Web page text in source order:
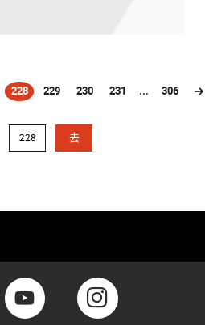
228
(current)229 230 231 ... 306
去